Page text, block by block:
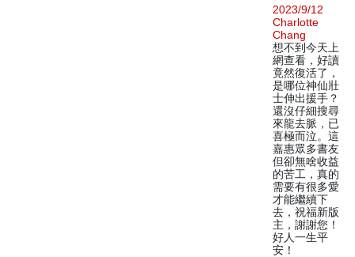
2023/9/12
Charlotte
Chang
想不到今天上
網查看，好讀
竟然復活了，
是哪位神仙壯
士伸出援手？
還沒仔細搜尋
來龍去脈，已
喜極而泣。這
嘉惠眾多書友
但卻無啥收益
的苦工，真的
需要有很多愛
才能繼續下
去，祝福新版
主，謝謝您！
好人一生平
安！